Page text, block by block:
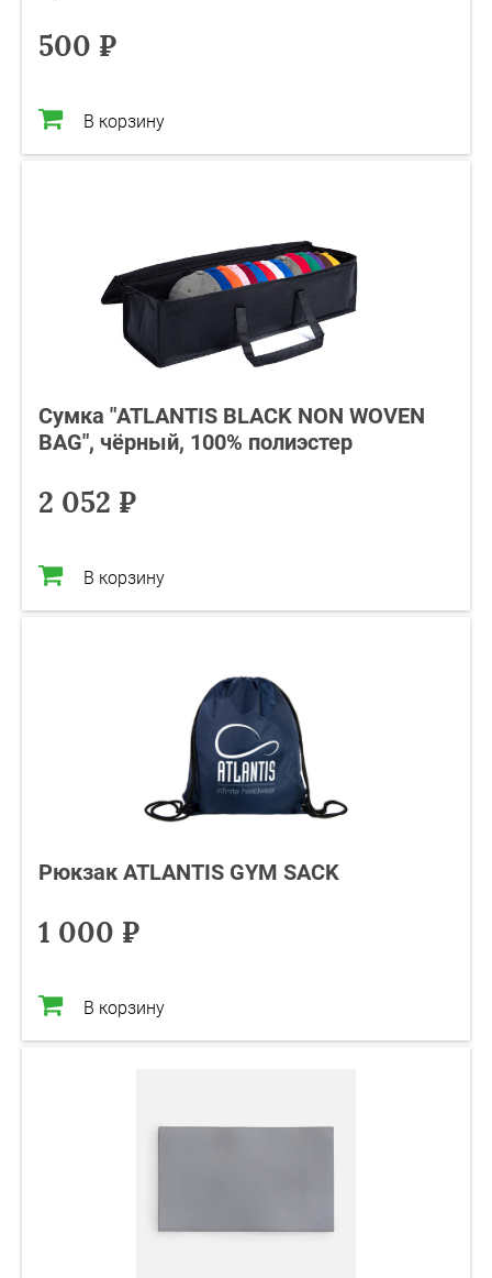
500 ₽
В корзину
Сумка "ATLANTIS BLACK NON WOVEN
BAG", чёрный, 100% полиэстер
2 052 ₽
В корзину
Рюкзак ATLANTIS GYM SACK
1 000 ₽
В корзину